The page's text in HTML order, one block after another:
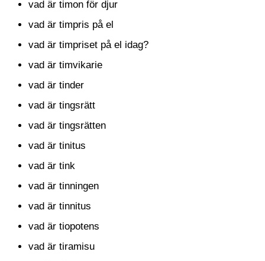
vad är timon för djur
vad är timpris på el
vad är timpriset på el idag?
vad är timvikarie
vad är tinder
vad är tingsrätt
vad är tingsrätten
vad är tinitus
vad är tink
vad är tinningen
vad är tinnitus
vad är tiopotens
vad är tiramisu